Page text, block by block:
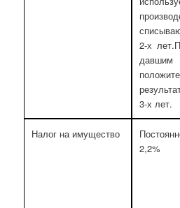
2-х
давшим
3-х лет.
Налог на имущество
2,2%